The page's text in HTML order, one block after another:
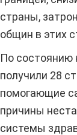
страны,
общин в этих
По состоянию
получили 28
помогающие
причины
системы